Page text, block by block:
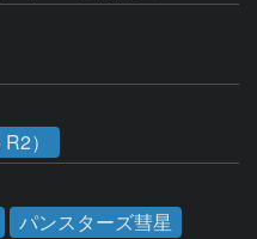
）
パンスターズ彗星